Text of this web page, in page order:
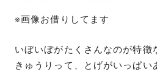
※画像お借りしてます
いぼいぼがたくさんなのが特徴
きゅうりって、とげがいっぱい